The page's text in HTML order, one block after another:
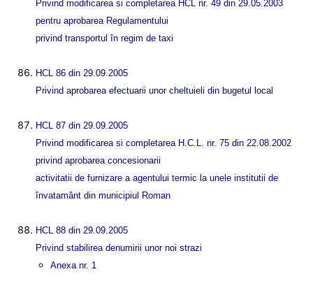
Privind modificarea si completarea HCL nr. 49 din 29.05.2003
pentru aprobarea Regulamentului
privind transportul în regim de taxi
HCL 86 din 29.09.2005
Privind aprobarea efectuarii unor cheltuieli din bugetul local
HCL 87 din 29.09.2005
Privind modificarea si completarea H.C.L. nr. 75 din 22.08.2002
privind aprobarea concesionarii
activitatii de furnizare a agentului termic la unele institutii de
învatamânt din municipiul Roman
HCL 88 din 29.09.2005
Privind stabilirea denumirii unor noi strazi
Anexa nr. 1